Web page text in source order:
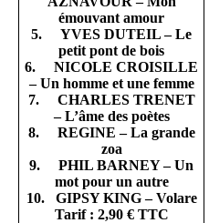
émouvant amour
5. YVES DUTEIL – Le
petit pont de bois
6. NICOLE CROISILLE
– Un homme et une femme
7. CHARLES TRENET
– L’âme des poètes
8. REGINE – La grande
zoa
9. PHIL BARNEY – Un
mot pour un autre
10. GIPSY KING – Volare
Tarif : 2,90 € TTC